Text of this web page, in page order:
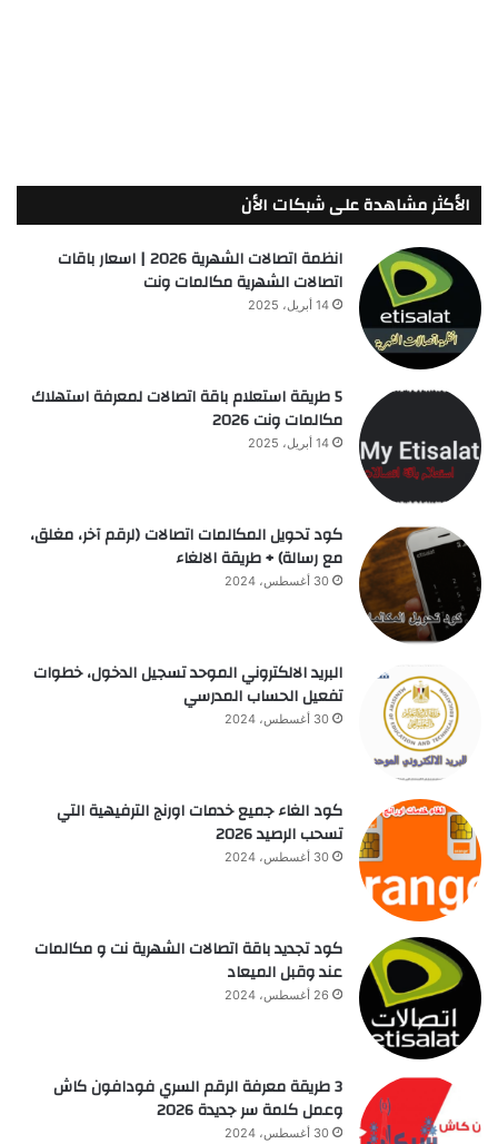
الأكثر مشاهدة على شبكات الأن
انظمة اتصالات الشهرية 2026 | اسعار باقات
اتصالات الشهرية مكالمات ونت
14 أبريل، 2025
5 طريقة استعلام باقة اتصالات لمعرفة استهلاك
مكالمات ونت 2026
14 أبريل، 2025
كود تحويل المكالمات اتصالات (لرقم آخر، مغلق،
مع رسالة) + طريقة الالغاء
30 أغسطس، 2024
البريد الالكتروني الموحد تسجيل الدخول، خطوات
تفعيل الحساب المدرسي
30 أغسطس، 2024
كود الغاء جميع خدمات اورنج الترفيهية التي
تسحب الرصيد 2026
30 أغسطس، 2024
كود تجديد باقة اتصالات الشهرية نت و مكالمات
عند وقبل الميعاد
26 أغسطس، 2024
3 طريقة معرفة الرقم السري فودافون كاش
وعمل كلمة سر جديدة 2026
30 أغسطس، 2024